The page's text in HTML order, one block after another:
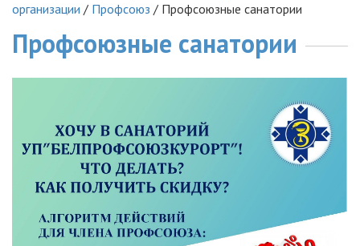
организации / Профсоюз / Профсоюзные санатории
Профсоюзные санатории